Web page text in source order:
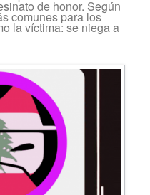
de honor. Según
comunes para los
la víctima: se niega a